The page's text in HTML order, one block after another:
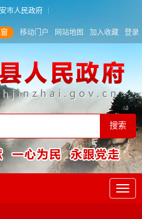
市人民政府
移动门户 网站地图 加入收藏 登录